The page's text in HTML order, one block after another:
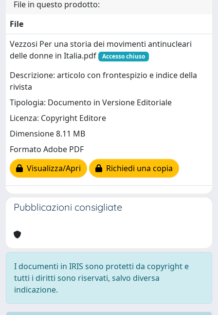
File in questo prodotto:
File
Vezzosi Per una storia dei movimenti antinucleari
delle donne in Italia.pdf
Accesso chiuso
Descrizione: articolo con frontespizio e indice della
rivista
Tipologia: Documento in Versione Editoriale
Licenza: Copyright Editore
Dimensione 8.11 MB
Formato Adobe PDF
Visualizza/Apri
Richiedi una copia
Pubblicazioni consigliate
I documenti in IRIS sono protetti da copyright e
tutti i diritti sono riservati, salvo diversa
indicazione.